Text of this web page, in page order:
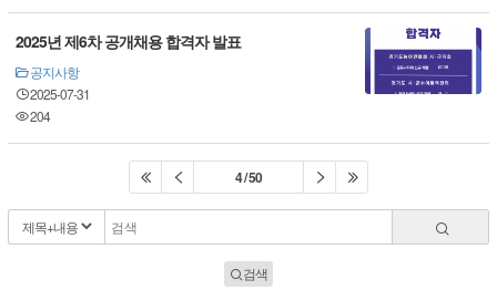
2025년 제6차 공개채용 합격자 발표
공지사항
2025-07-31
204
4 / 50
검색